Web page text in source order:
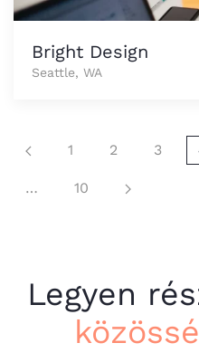
Bright Design
Seattle, WA
1 2 3
… 10
Legyen